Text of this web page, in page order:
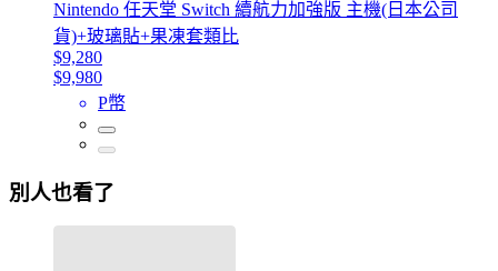
Nintendo 任天堂 Switch 續航力加強版 主機(日本公司
貨)+玻璃貼+果凍套類比
$9,280
$9,980
P幣
別人也看了